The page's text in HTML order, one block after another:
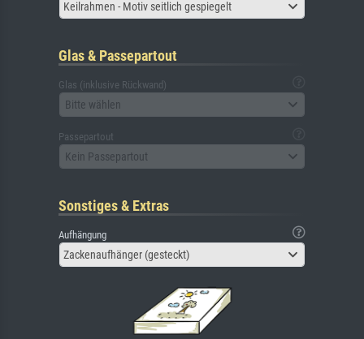
Keilrahmen - Motiv seitlich gespiegelt
Glas & Passepartout
Glas (inklusive Rückwand)
Bitte wählen
Passepartout
Kein Passepartout
Sonstiges & Extras
Aufhängung
Zackenaufhänger (gesteckt)